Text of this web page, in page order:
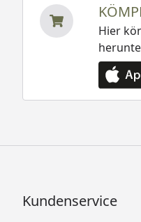
Hier
Kundenservice